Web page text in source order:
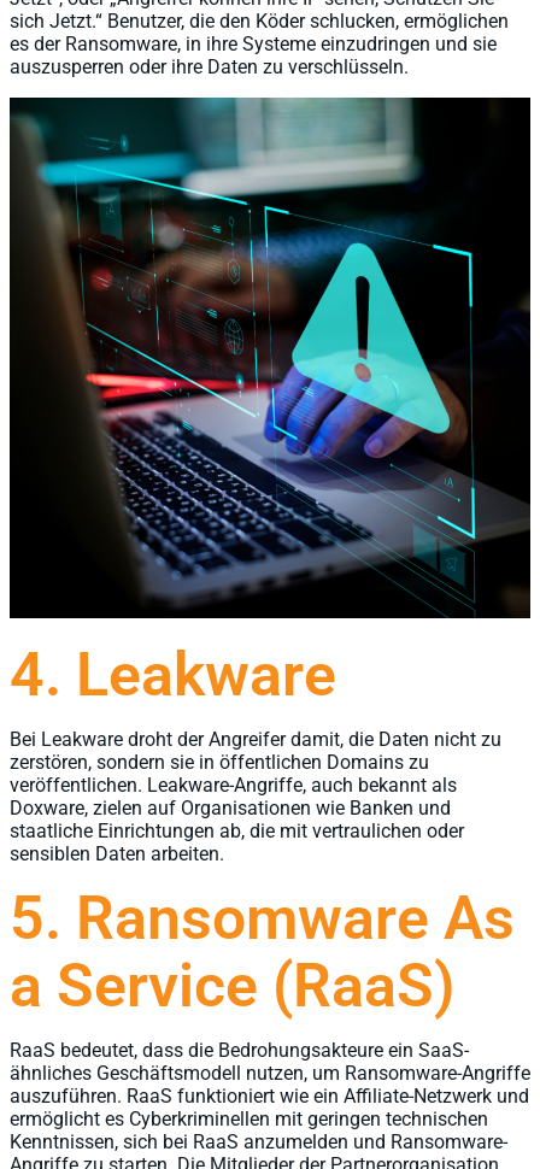
sich Jetzt.“ Benutzer, die den Köder schlucken, ermöglichen
es der Ransomware, in ihre Systeme einzudringen und sie
auszusperren oder ihre Daten zu verschlüsseln.
4. Leakware
Bei Leakware droht der Angreifer damit, die Daten nicht zu
zerstören, sondern sie in öffentlichen Domains zu
veröffentlichen. Leakware-Angriffe, auch bekannt als
Doxware, zielen auf Organisationen wie Banken und
staatliche Einrichtungen ab, die mit vertraulichen oder
sensiblen Daten arbeiten.
5. Ransomware As
a Service (RaaS)
RaaS bedeutet, dass die Bedrohungsakteure ein SaaS-
ähnliches Geschäftsmodell nutzen, um Ransomware-Angriffe
auszuführen. RaaS funktioniert wie ein Affiliate-Netzwerk und
ermöglicht es Cyberkriminellen mit geringen technischen
Kenntnissen, sich bei RaaS anzumelden und Ransomware-